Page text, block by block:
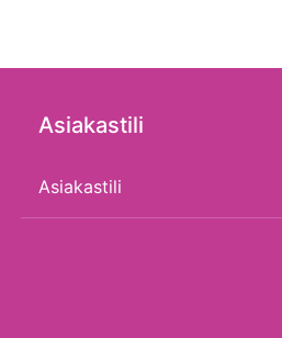
Asiakastili
Asiakastili